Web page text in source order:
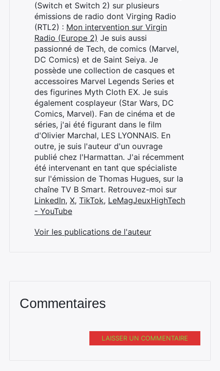
(Switch et Switch 2) sur plusieurs
émissions de radio dont Virging Radio
(RTL2) : Mon intervention sur Virgin
Radio (Europe 2) Je suis aussi
passionné de Tech, de comics (Marvel,
DC Comics) et de Saint Seiya. Je
possède une collection de casques et
accessoires Marvel Legends Series et
des figurines Myth Cloth EX. Je suis
également cosplayeur (Star Wars, DC
Comics, Marvel). Fan de cinéma et de
séries, j'ai été figurant dans le film
d'Olivier Marchal, LES LYONNAIS. En
outre, je suis l'auteur d'un ouvrage
publié chez l'Harmattan. J'ai récemment
été intervenant en tant que spécialiste
sur l'émission de Thomas Hugues, sur la
chaîne TV B Smart. Retrouvez-moi sur
LinkedIn, X, TikTok, LeMagJeuxHighTech
- YouTube
Voir les publications de l'auteur
Commentaires
LAISSER UN COMMENTAIRE